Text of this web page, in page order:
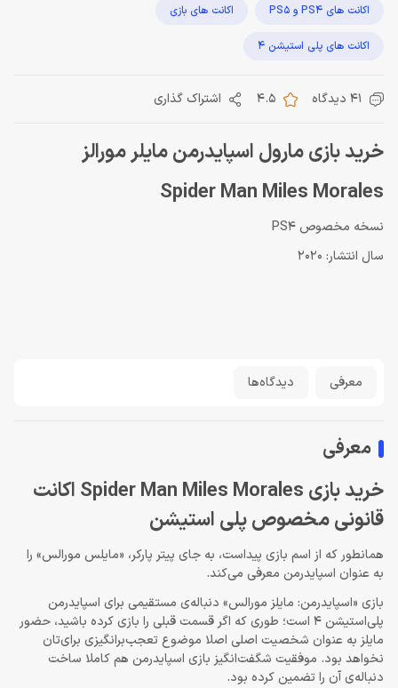
اکانت های PS4 و PS5 اکانت های بازی
اکانت های پلی استیشن 4
41 دیدگاه 4.5 اشتراک گذاری
خرید بازی مارول اسپایدرمن مایلر مورالز
Spider Man Miles Morales
نسخه مخصوص PS4
سال انتشار: 2020
معرفی دیدگاه‌ها
معرفی
خرید بازی Spider Man Miles Morales اکانت
قانونی مخصوص پلی استیشن
همانطور که از اسم بازی پیداست، به جای پیتر پارکر، «مایلس مورالس» را
به عنوان اسپایدرمن معرفی می‌کند.
بازی «اسپایدرمن: مایلز مورالس» دنباله‌ی مستقیمی برای اسپایدرمن
پلی‌استیشن 4 است؛ طوری که اگر قسمت قبلی را بازی کرده باشید، حضور
مایلز به عنوان شخصیت اصلی اصلا موضوع تعجب‌برانگیزی برای‌تان
نخواهد بود. موفقیت شگفت‌انگیز بازی اسپایدرمن هم کاملا ساخت
دنباله‌ی آن را تضمین کرده بود.